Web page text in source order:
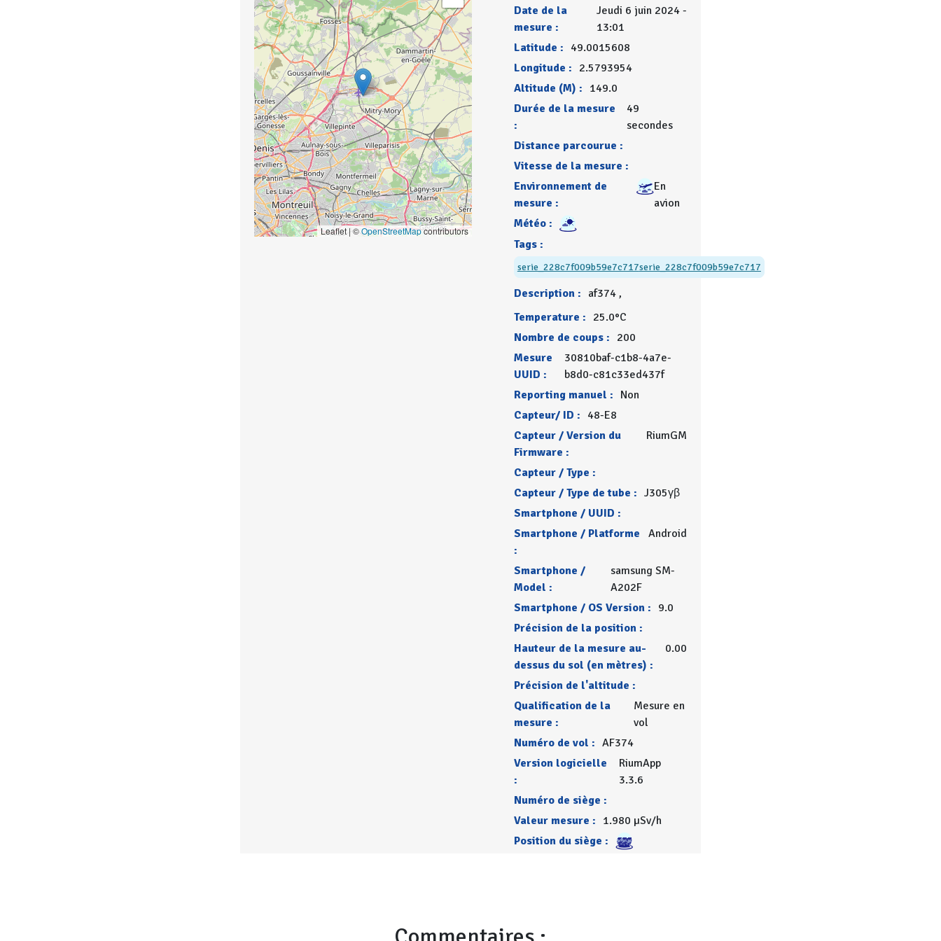
Leaflet | ©OpenStreetMapcontributors
Date de la
mesure :
Jeudi 6 juin 2024 -
13:01
Latitude : 49.0015608
Longitude : 2.5793954
Altitude (M) : 149.0
Durée de la mesure
:
49
secondes
Distance parcourue :
Vitesse de la mesure :
Environnement de
mesure :
En
avion
Météo :
Tags :
serie_228c7f009b59e7c717serie_228c7f009b59e7c717
Description : af374 ,
Temperature : 25.0°C
Nombre de coups : 200
Mesure
UUID :
30810baf-c1b8-4a7e-
b8d0-c81c33ed437f
Reporting manuel : Non
Capteur/ ID : 48-E8
Capteur / Version du
Firmware :
RiumGM
Capteur / Type :
Capteur / Type de tube : J305γβ
Smartphone / UUID :
Smartphone / Platforme
:
Android
Smartphone /
Model :
samsung SM-
A202F
Smartphone / OS Version : 9.0
Précision de la position :
Hauteur de la mesure au-
dessus du sol (en mètres) :
0.00
Précision de l'altitude :
Qualification de la
mesure :
Mesure en
vol
Numéro de vol : AF374
Version logicielle
:
RiumApp
3.3.6
Numéro de siège :
Valeur mesure : 1.980 µSv/h
Position du siège :